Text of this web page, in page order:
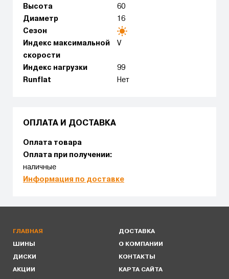
Высота
60
Диаметр
16
Сезон
Индекс максимальной
скорости
V
Индекс нагрузки
99
Runflat
Нет
ОПЛАТА И ДОСТАВКА
Оплата товара
Оплата при получении:
наличные
Информация по доставке
ГЛАВНАЯ
ШИНЫ
ДИСКИ
АКЦИИ
ДОСТАВКА
О КОМПАНИИ
КОНТАКТЫ
КАРТА САЙТА